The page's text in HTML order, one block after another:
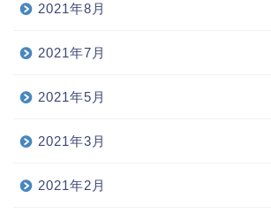
2021年8月
2021年7月
2021年5月
2021年3月
2021年2月